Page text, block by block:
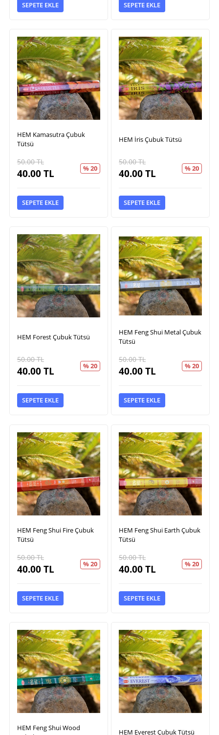
SEPETE EKLE SEPETE EKLE
HEM Kamasutra Çubuk
Tütsü
50.00TL
40.00TL % 20
SEPETE EKLE
HEM İris Çubuk Tütsü
50.00TL
40.00TL % 20
SEPETE EKLE
HEM Forest Çubuk Tütsü
50.00TL
40.00TL % 20
SEPETE EKLE
HEM Feng Shui Metal Çubuk
Tütsü
50.00TL
40.00TL % 20
SEPETE EKLE
HEM Feng Shui Fire Çubuk
Tütsü
50.00TL
40.00TL % 20
SEPETE EKLE
HEM Feng Shui Earth Çubuk
Tütsü
50.00TL
40.00TL % 20
SEPETE EKLE
HEM Feng Shui Wood
HEM Everest Çubuk Tütsü